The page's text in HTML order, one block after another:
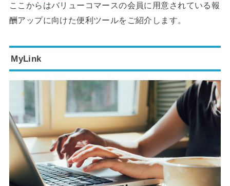
ここからはバリューコマースの会員に用意されている報
酬アップに向けた便利ツールをご紹介します。
MyLink